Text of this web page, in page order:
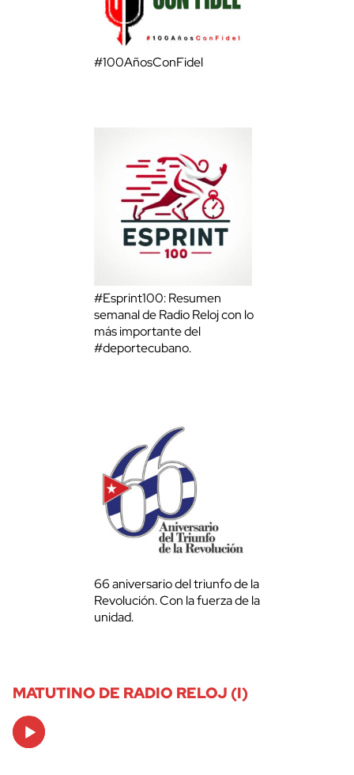
#100AñosConFidel
#Esprint100: Resumen
semanal de Radio Reloj con lo
más importante del
#deportecubano.
66 aniversario del triunfo de la
Revolución. Con la fuerza de la
unidad.
MATUTINO DE RADIO RELOJ (I)
Audio
Player